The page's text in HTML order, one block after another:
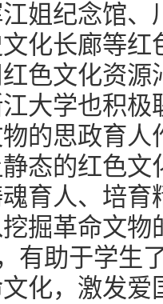
姐纪念馆
化长廊等
色文化资
大学也积
的思政育
态的红色文
育人、培
掘革命文
有助于学生
化，激发